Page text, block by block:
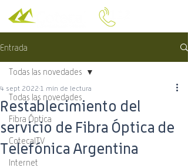
Entrada
Todas las novedades
Fibra Óptica
CotecalTV
Internet
Todas las novedades
Restablecimiento del
servicio de Fibra Óptica de
Telefónica Argentina
4 sept 2022 1 min de lectura